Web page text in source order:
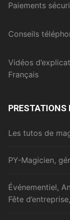
Paiements
Conseils
Vidéos
Français
PRESTATIONS
Les tutos de
PY-Magicien,
Événementiel,
Fête